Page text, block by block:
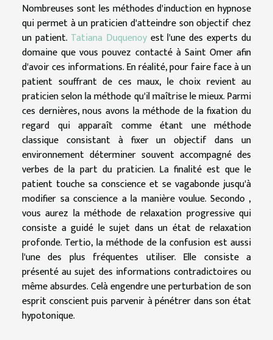
Nombreuses sont les méthodes d'induction en hypnose
qui permet à un praticien d'atteindre son objectif chez
un patient. Tatiana Duquenoyest l'une des experts du
domaine que vous pouvez contacté à Saint Omer afin
d'avoir ces informations. En réalité, pour faire face à un
patient souffrant de ces maux, le choix revient au
praticien selon la méthode qu'il maîtrise le mieux. Parmi
ces dernières, nous avons la méthode de la fixation du
regard qui apparaît comme étant une méthode
classique consistant à fixer un objectif dans un
environnement déterminer souvent accompagné des
verbes de la part du praticien. La finalité est que le
patient touche sa conscience et se vagabonde jusqu'à
modifier sa conscience a la manière voulue. Secondo ,
vous aurez la méthode de relaxation progressive qui
consiste a guidé le sujet dans un état de relaxation
profonde. Tertio, la méthode de la confusion est aussi
l'une des plus fréquentes utiliser. Elle consiste a
présenté au sujet des informations contradictoires ou
même absurdes. Celà engendre une perturbation de son
esprit conscient puis parvenir à pénétrer dans son état
hypotonique.